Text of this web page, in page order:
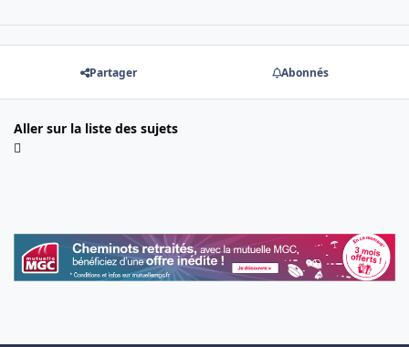
Partager Abonnés
Aller sur la liste des sujets